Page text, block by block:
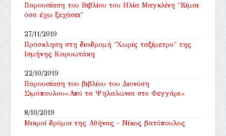
Παρουσίαση του Βιβλίου του Ηλία Μαγκλίνη "Είμαι
όσα έχω ξεχάσει"
27/11/2019
Πρόσκληση στη διαδρομή "Χωρίς ταξίμετρο" της
Ισμήνης Καρυωτάκη
22/10/2019
Παρουσίαση του βιβλίου του Διονύση
Σιμόπουλου«Από τα Ψηλαλώνια στο Φεγγάρι»
8/10/2019
Μικροί δρόμοι της Αθήνας - Νίκος βατόπουλος